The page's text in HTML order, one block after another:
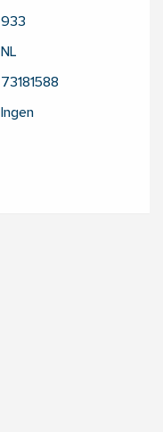
933
NL
73181588
Ingen